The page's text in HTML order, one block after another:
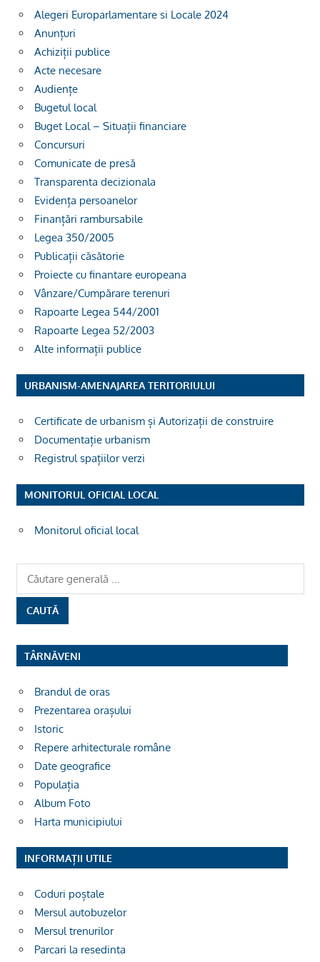
Alegeri Europarlamentare si Locale 2024
Anunțuri
Achiziții publice
Acte necesare
Audiențe
Bugetul local
Buget Local – Situații financiare
Concursuri
Comunicate de presă
Transparenta decizionala
Evidența persoanelor
Finanțări rambursabile
Legea 350/2005
Publicații căsătorie
Proiecte cu finantare europeana
Vânzare/Cumpărare terenuri
Rapoarte Legea 544/2001
Rapoarte Legea 52/2003
Alte informații publice
URBANISM-AMENAJAREA TERITORIULUI
Certificate de urbanism și Autorizații de construire
Documentație urbanism
Registrul spațiilor verzi
MONITORUL OFICIAL LOCAL
Monitorul oficial local
TÂRNĂVENI
Brandul de oras
Prezentarea orașului
Istoric
Repere arhitecturale române
Date geografice
Populația
Album Foto
Harta municipiului
INFORMAȚII UTILE
Coduri poștale
Mersul autobuzelor
Mersul trenurilor
Parcari la resedinta